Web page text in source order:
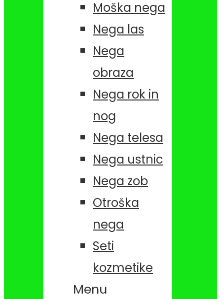
Moška nega
Nega las
Nega
obraza
Nega rok in
nog
Nega telesa
Nega ustnic
Nega zob
Otroška
nega
Seti
kozmetike
Menu